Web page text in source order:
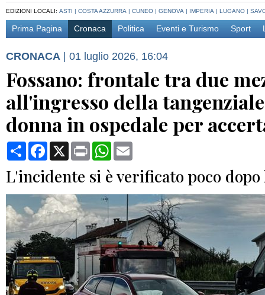
EDIZIONI LOCALI: ASTI | COSTA AZZURRA | CUNEO | GENOVA | IMPERIA | LUGANO |
Prima Pagina Cronaca Politica Eventi e Turismo Sport
CRONACA | 01 luglio 2026, 16:04
Fossano: frontale tra due
all'ingresso della
donna in ospedale per
CondividiFacebook
X Print WhatsApp
L'incidente si è verificato poco dopo